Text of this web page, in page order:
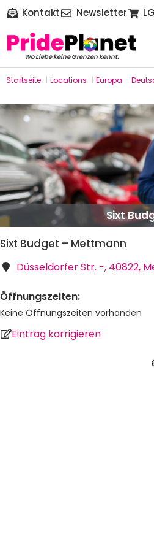
Kontakt Newsletter
Wo Liebe keine Grenzen kennt.
Startseite | Locations | Europa |
Sixt
Sixt Budget – Mettmann
Düsseldorfer Str. -, 40822,
Öffnungszeiten:
Keine Öffnungszeiten vorhanden
Eintrag korrigieren